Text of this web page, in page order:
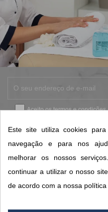
Aceito ostermos e condições
CONTACTOS SORISA
Este site utiliza cookies
navegação e para nos
melhorar os nossos
continuar a utilizar o nosso
de acordo com a nossa política